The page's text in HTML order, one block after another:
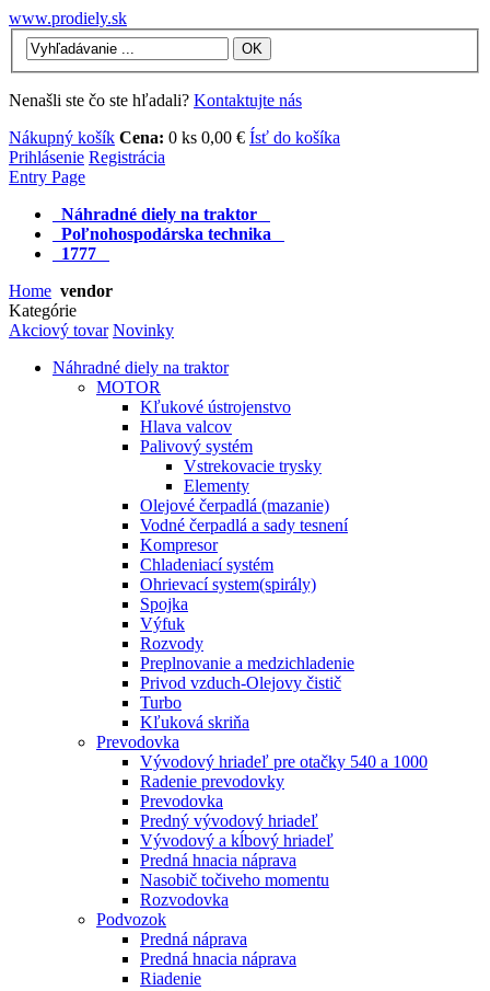
www.prodiely.sk
OK
Nenašli ste čo ste hľadali? Kontaktujte nás
Nákupný košík Cena: 0 ks 0,00 € Ísť do košíka
Prihlásenie Registrácia
Entry Page
Náhradné diely na traktor
Poľnohospodárska technika
1777
Home vendor
Kategórie
Akciový tovar Novinky
Náhradné diely na traktor
MOTOR
Kľukové ústrojenstvo
Hlava valcov
Palivový systém
Vstrekovacie trysky
Elementy
Olejové čerpadlá (mazanie)
Vodné čerpadlá a sady tesnení
Kompresor
Chladeniací systém
Ohrievací system(spirály)
Spojka
Výfuk
Rozvody
Preplnovanie a medzichladenie
Privod vzduch-Olejovy čistič
Turbo
Kľuková skriňa
Prevodovka
Vývodový hriadeľ pre otačky 540 a 1000
Radenie prevodovky
Prevodovka
Predný vývodový hriadeľ
Vývodový a kĺbový hriadeľ
Predná hnacia náprava
Nasobič točiveho momentu
Rozvodovka
Podvozok
Predná náprava
Predná hnacia náprava
Riadenie